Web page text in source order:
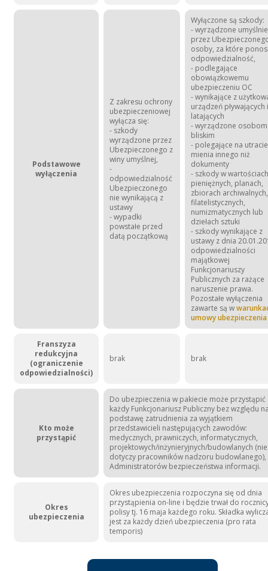
Podstawowe
wyłączenia
Z zakresu ochrony
ubezpieczeniowej
wyłącza się:
- szkody
wyrządzone przez
Ubezpieczonego z
winy umyślnej,
-
odpowiedzialność
Ubezpieczonego
nie wynikającą z
ustawy
- wypadki
powstałe przed
datą początkową
Wyłączone są szkody:
- wyrządzone umyślnie
przez
osoby, za które
odpowiedzialność,
- podlegające
obowiązkowemu
ubezpieczeniu OC
- wynikające z
urządzeń pływających i
latających
- wyrządzone osobom
bliskim
- polegające na utracie
mienia innego niż
dokumenty
- szkody w wartościach
pieniężnych, planach,
zbiorach archiwalnych,
filatelistycznych,
numizmatycznych lub
dziełach sztuki
- szkody wynikające z
ustawy z dnia
odpowiedzialności
majątkowej
Funkcjonariuszy
Publicznych za rażące
naruszenie prawa.
Pozostałe wyłączenia
zawarte są w
umowy ubezpieczenia
Franszyza
redukcyjna
(ograniczenie
odpowiedzialności)
brak brak
Kto może
przystąpić
Do ubezpieczenia w pakiecie może przystąpić
każdy Funkcjonariusz Publiczny bez względu
podstawę zatrudnienia za wyjątkiem
przedstawicieli następujących zawodów:
medycznych, prawniczych, informatycznych,
projektowych/inżynieryjnych/budowlanych (nie
dotyczy pracowników nadzoru budowlanego),
Administratorów bezpieczeństwa informacji.
Okres
ubezpieczenia
Okres ubezpieczenia rozpoczyna się od dnia
przystąpienia on-line i będzie trwał do
polisy tj. 16 maja każdego roku. Składka
jest za każdy dzień ubezpieczenia (pro rata
temporis)